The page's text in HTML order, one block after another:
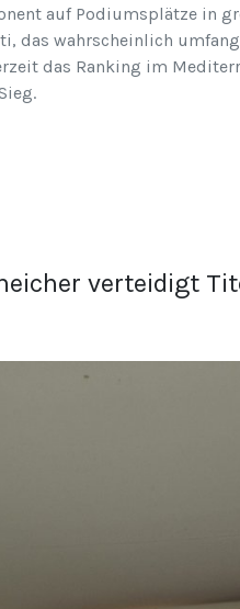
auf Podiumsplätze in
das wahrscheinlich
das Ranking im
verteidigt